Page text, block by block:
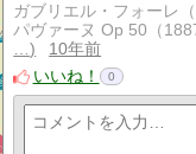
ガブリエル・フォーレ
パヴァーヌ Op 50（
…
10年前
いいね！
0